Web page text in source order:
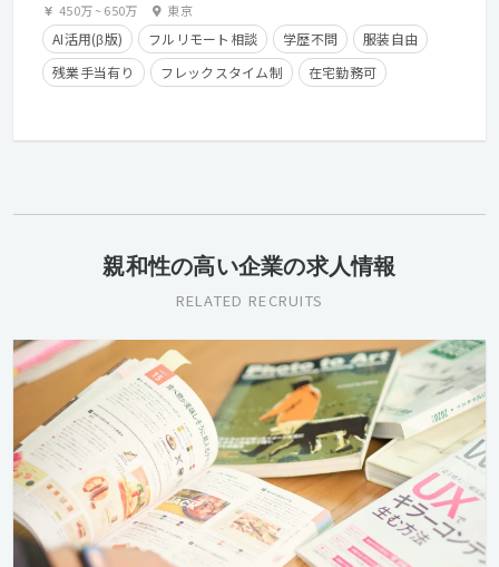
450万~650万 東京
AI活用(β版) フルリモート相談 学歴不問
服装自由
残業手当有り
フレックスタイム制
在宅勤務可
クライアントとの直接取引多数
親和性の高い企業の求人情報
RELATED RECRUITS